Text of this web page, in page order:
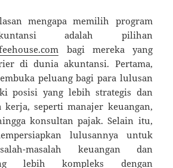
mengapa memilih program
adalah pilihan
bagi mereka yang
di dunia akuntansi. Pertama,
peluang bagi para lulusan
posisi yang lebih strategis dan
seperti manajer keuangan,
konsultan pajak. Selain itu,
lulusannya untuk
masalah keuangan dan
lebih kompleks dengan